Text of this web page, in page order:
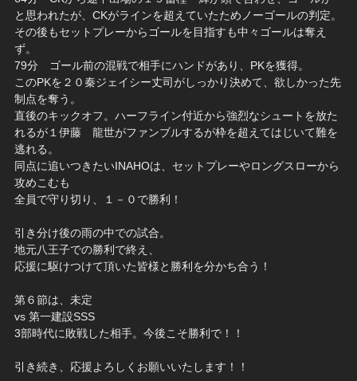
と思われたが、CKがラインを超えていたためノーゴールの判定。
その後もセットプレーからゴールを目指すも中々ゴールは奪え
ず。
79分 ゴール前の混戦で相手にハンドがあり、PKを獲得。
このPKを２０秦ジェイシー丈司がしっかり決めて、欲しかった先
制点を奪う。
直後のキックオフ。ハーフライン付近から強烈なシュートを放た
れるが１伊藤 龍世がファンブルするが枠を超えてはじいて難を
逃れる。
同点に追いつきたいINAHOは、セットプレーやロングスローから
攻めこむも
全員で守り切り、１－０で勝利！
引き分け後の雨の中での試合。
地元八王子での勝利で終え、
応援に駆けつけて頂いた皆様と勝利を分かち合う！
第６節は、未定
vs 第一建設SSS
3部時代に敗戦した相手。今後こそ勝利で！！
引き続き、応援よろしくお願いいたします！！